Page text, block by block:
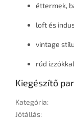
éttermek,
loft és
vintage
rúd
Kiegészítő
Kategória:
Jótállás: